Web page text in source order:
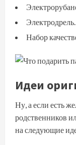
Электродрель.
Набор
Идеи
Ну, а если есть
родственников
на следующие